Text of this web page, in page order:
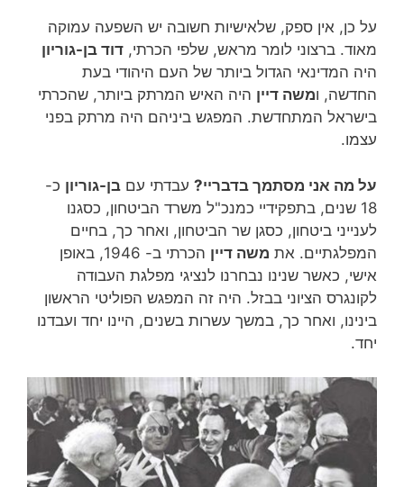
על כן, אין ספק, שלאישיות חשובה יש השפעה עמוקה
מאוד. ברצוני לומר מראש, שלפי הכרתי, דוד בן-גוריון
היה המדינאי הגדול ביותר של העם היהודי בעת
החדשה, ומשה דיין היה האיש המרתק ביותר, שהכרתי
בישראל המתחדשת. המפגש ביניהם היה מרתק בפני
עצמו.
על מה אני מסתמך בדבריי? עבדתי עם בן-גוריון כ-
18 שנים, בתפקידיי כמנכ"ל משרד הביטחון, כסגנו
לענייני ביטחון, כסגן שר הביטחון, ואחר כך, בחיים
המפלגתיים. את משה דיין
הכרתי ב- 1946, באופן
אישי, כאשר שנינו נבחרנו לנציגי מפלגת העבודה
לקונגרס הציוני בבזל. היה זה המפגש הפוליטי הראשון
בינינו, ואחר כך, במשך עשרות בשנים, היינו יחד ועבדנו
יחד.